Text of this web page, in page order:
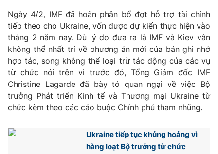
Ngày 4/2, IMF đã hoãn phân bổ đợt hỗ trợ tài chính
tiếp theo cho Ukraine, vốn được dự kiến thực hiện vào
tháng 2 năm nay. Dù lý do đưa ra là IMF và Kiev vẫn
không thể nhất trí về phương án mới của bản ghi nhớ
hợp tác, song không thể loại trừ tác động của các vụ
từ chức nói trên vì trước đó, Tổng Giám đốc IMF
Christine Lagarde đã bày tỏ quan ngại về việc Bộ
trưởng Phát triển Kinh tế và Thương mại Ukraine từ
chức kèm theo các cáo buộc Chính phủ tham nhũng.
Ukraine tiếp tục khủng hoảng vì
hàng loạt Bộ trưởng từ chức